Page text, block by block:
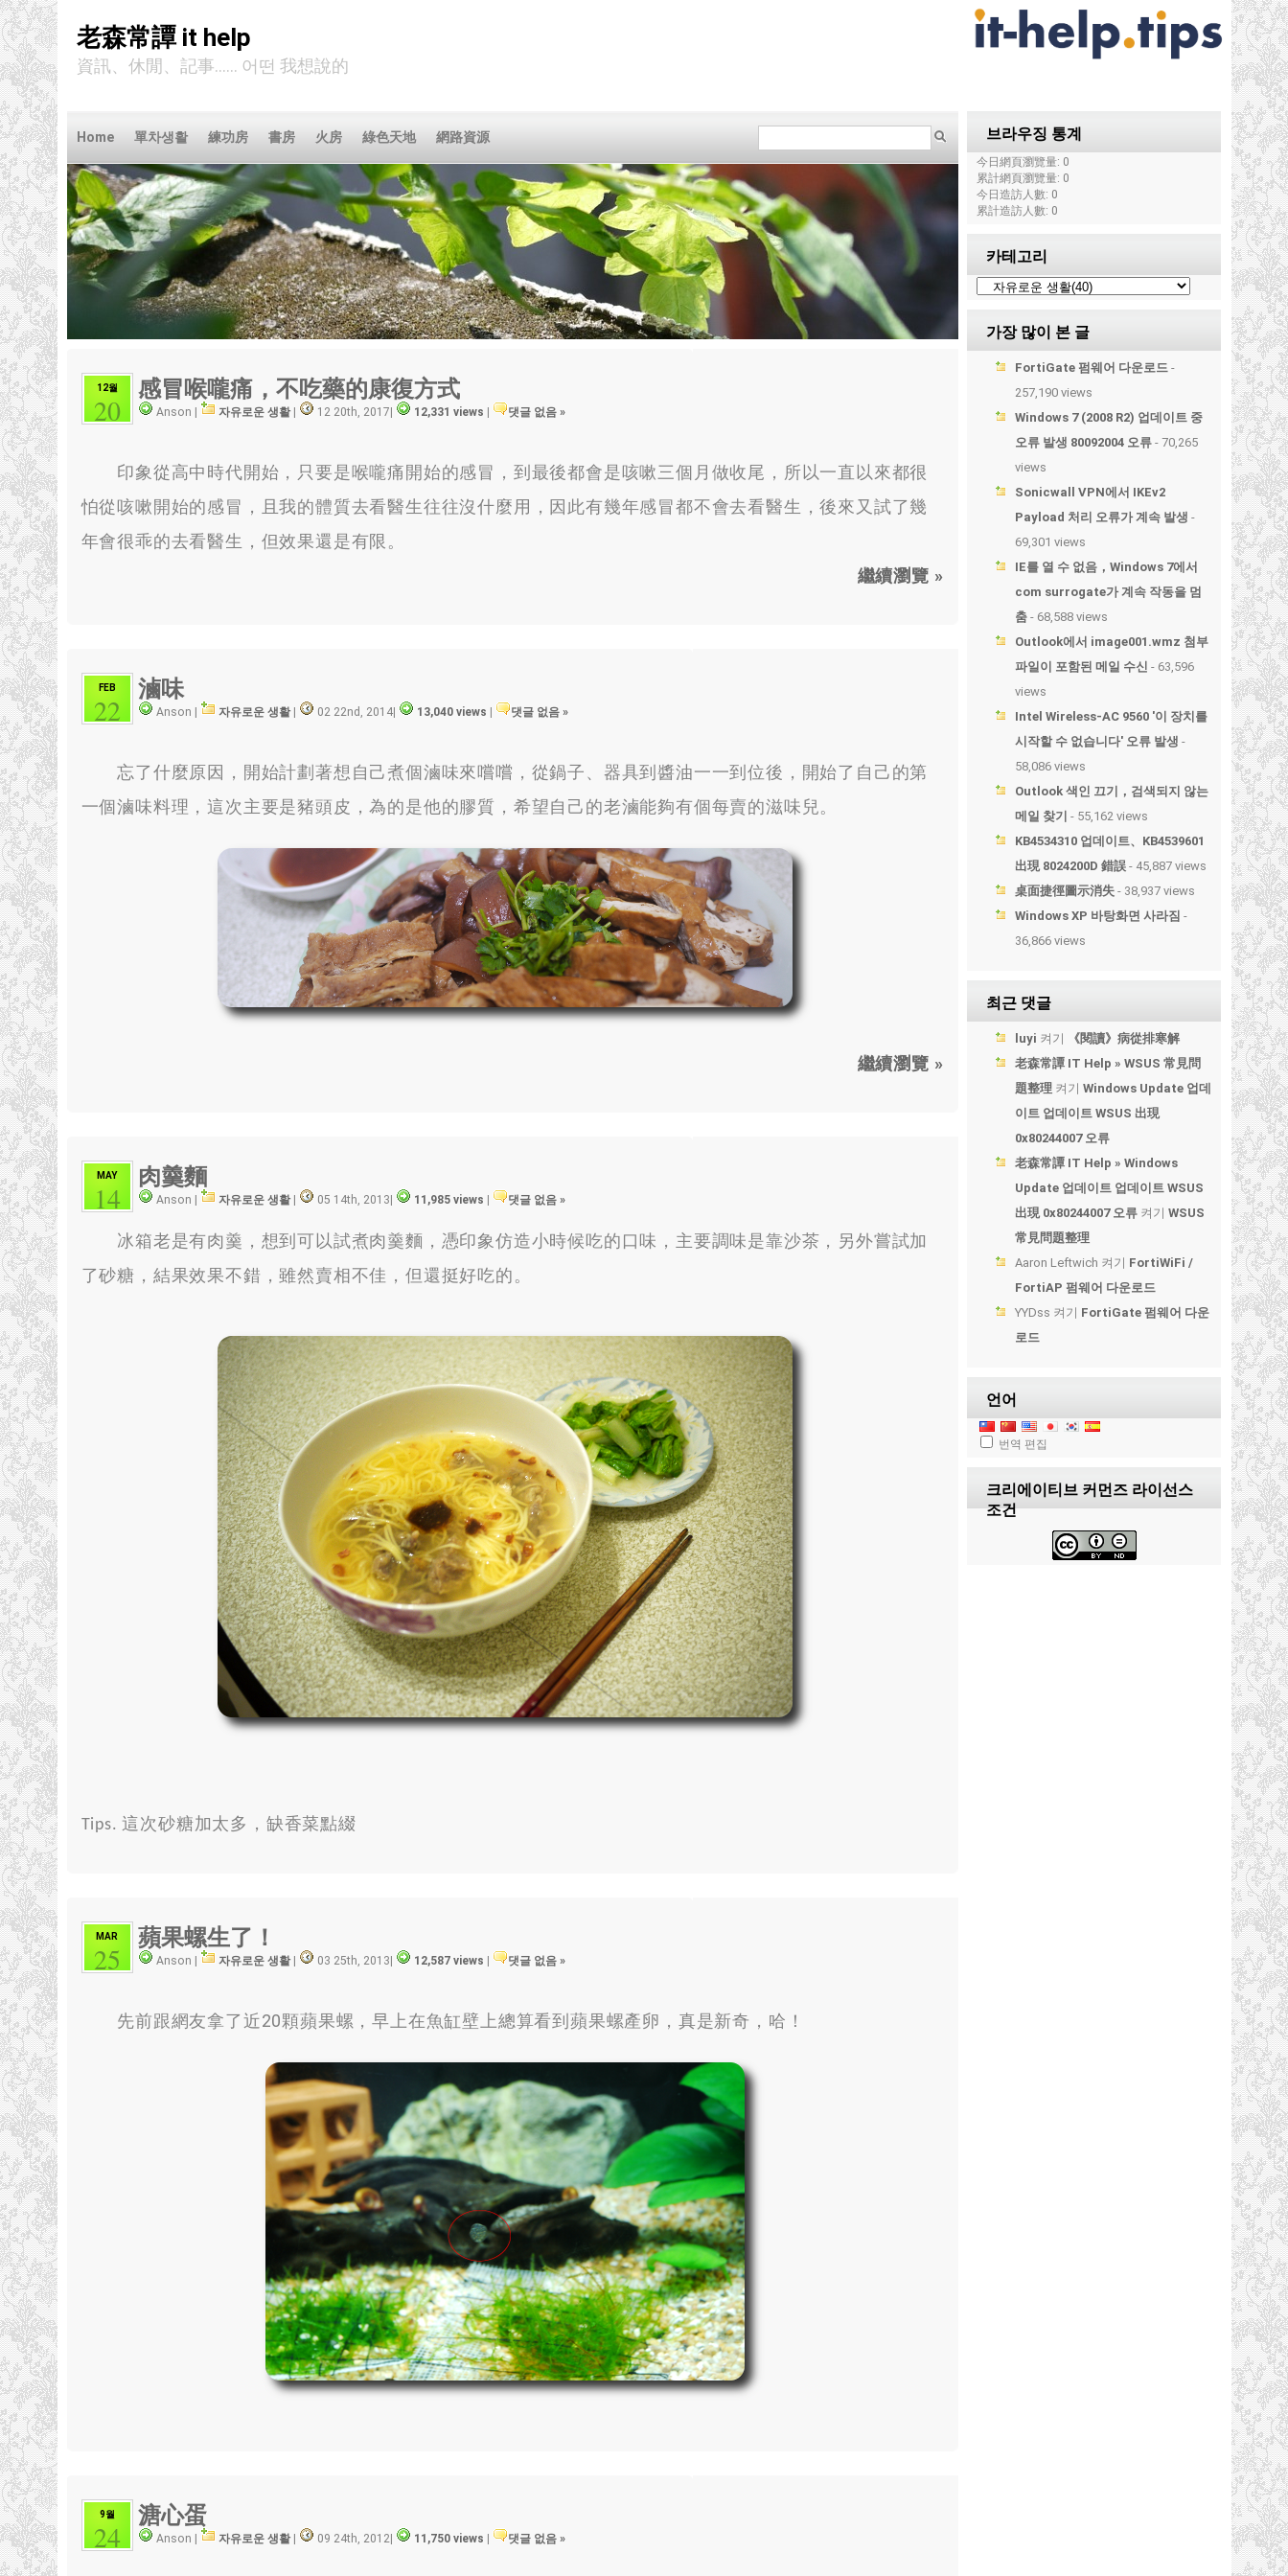
老森常譚 it help
資訊、休閒、記事...... 어떤 我想說的
Home 單차생활 練功房 書房 火房 綠色天地 網路資源
12월
20
感冒喉嚨痛， 不吃藥的康復方式
Anson | 자유로운 생활| 12 20th, 2017 12,331 views 댓글 없음 »
印象從高中時代開始 ， 只要是喉嚨痛開始的感冒 ， 到最後都會是咳嗽三個月做收尾 ， 所以一直以來都很
怕從咳嗽開始的感冒 ， 且我的體質去看醫生往往沒什麼用 ， 因此有幾年感冒都不會去看醫生 ，後來又試了幾
年會很乖的去看醫生 ， 但效果還是有限 。
繼續瀏覽 »
FEB
22
滷味
Anson | 자유로운 생활| 02 22nd, 2014| 13,040 views | 댓글 없음 »
忘了什麼原因 ， 開始計劃著想自己煮個滷味來嚐嚐 ， 從鍋子、 器具到醬油一一到位後 ， 開始了自己的第
一個滷味料理 ，這次主要是豬頭皮 ，為的是他的膠質 ， 希望自己的老滷能夠有個每賣的滋味兒。
繼續瀏覽 »
MAY
14
肉羹麵
Anson | 자유로운 생활| 05 14th, 2013| 11,985 views | 댓글 없음 »
冰箱老是有肉羹 ， 想到可以試煮肉羹麵 ， 憑印象仿造小時候吃的口味 ， 主要調味是靠沙茶 ， 另外嘗試加
了砂糖 ， 結果效果不錯 ，雖然賣相不佳 ， 但還挺好吃的 。
Tips.這次砂糖加太多 ， 缺香菜點綴
MAR
25
蘋果螺生了！
Anson | 자유로운 생활| 03 25th, 2013 12,587 views 댓글 없음 »
先前跟網友拿了近20顆蘋果螺 ，早上在魚缸壁上總算看到蘋果螺產卵 ， 真是新奇 ， 哈！
9월
24
溏心蛋
Anson | 자유로운 생활| 09 24th, 2012| 11,750 views 댓글 없음 »
브라우징 통계
今日網頁瀏覽量: 0
累計網頁瀏覽量: 0
今日造訪人數: 0
累計造訪人數: 0
카테고리
가장 많이 본 글
FortiGate 펌웨어 다운로드 -
257,190 views
Windows 7 (2008 R2) 업데이트 중
오류 발생 80092004 오류 - 70,265
views
Sonicwall VPN에서 IKEv2
Payload 처리 오류가 계속 발생 -
69,301 views
IE를 열 수 없음，Windows 7에서
com surrogate가 계속 작동을 멈
춤 - 68,588 views
Outlook에서 image001.wmz 첨부
파일이 포함된 메일 수신 - 63,596
views
Intel Wireless-AC 9560 '이 장치를
시작할 수 없습니다' 오류 발생 -
58,086 views
Outlook 색인 끄기，검색되지 않는
메일 찾기 - 55,162 views
KB4534310 업데이트、KB4539601
出現 8024200D 錯誤 - 45,887 views
桌面捷徑圖示消失 - 38,937 views
Windows XP 바탕화면 사라짐 -
36,866 views
최근 댓글
luyi 켜기
《閱讀》病從排寒解
老森常譚 IT Help » WSUS 常見問
題整理 켜기 Windows Update 업데
이트 업데이트 WSUS 出現
0x80244007 오류
老森常譚 IT Help » Windows
Update 업데이트 업데이트 WSUS
出現 0x80244007 오류 켜기 WSUS
常見問題整理
Aaron Leftwich 켜기 FortiWiFi /
FortiAP 펌웨어 다운로드
YYDss 켜기 FortiGate 펌웨어 다운
로드
언어
번역 편집
크리에이티브 커먼즈 라이선스
조건